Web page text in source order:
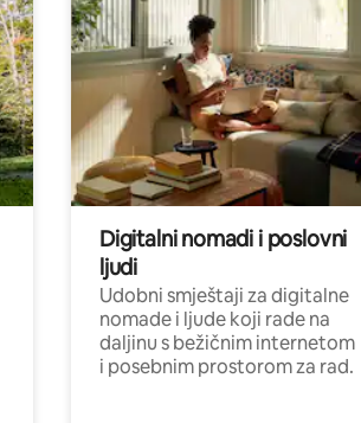
Digitalni nomadi i poslovni
ljudi
Udobni smještaji za digitalne
nomade i ljude koji rade na
daljinu s bežičnim internetom
i posebnim prostorom za rad.